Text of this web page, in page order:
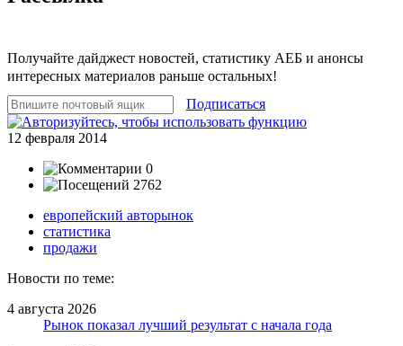
Получайте дайджест новостей, статистику АЕБ и анонсы
интересных материалов раньше остальных!
Подписаться
12 февраля 2014
0
2762
европейский авторынок
статистика
продажи
Новости по теме:
4 августа 2026
Рынок показал лучший результат с начала года